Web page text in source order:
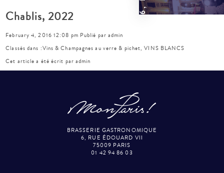
Chablis, 2022
February 4, 2016 12:08 pm Publié par admin
Classés dans :Vins & Champagnes au verre & pichet,VINS BLANCS
Cet article a été écrit par admin
BRASSERIE GASTRONOMIQUE
6, RUE ÉDOUARD VII
75009 PARIS
01 42 94 86 03